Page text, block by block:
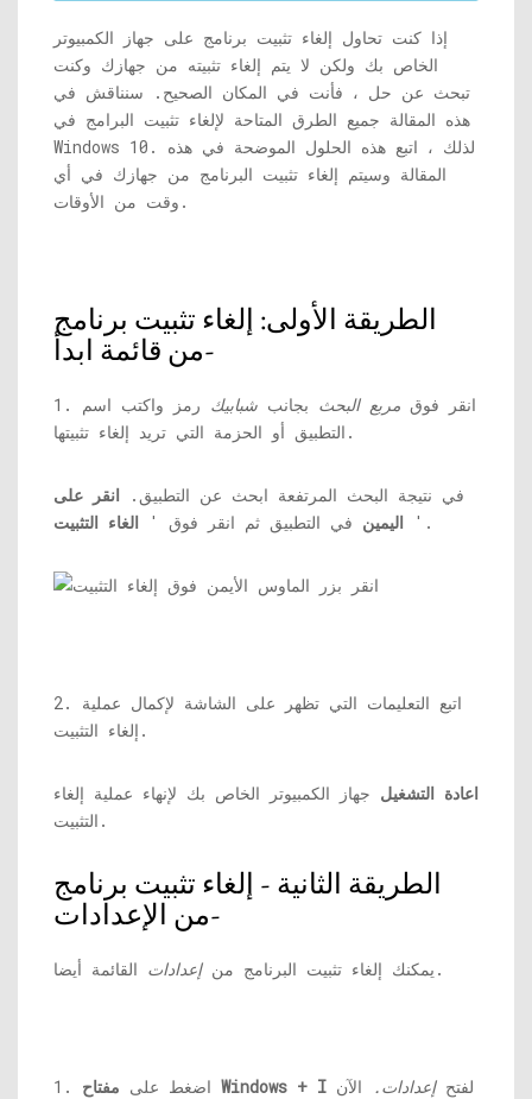
إذا كنت تحاول إلغاء تثبيت برنامج على جهاز الكمبيوتر
الخاص بك ولكن لا يتم إلغاء تثبيته من جهازك وكنت
تبحث عن حل ، فأنت في المكان الصحيح. سنناقش في
هذه المقالة جميع الطرق المتاحة لإلغاء تثبيت البرامج في
Windows 10. لذلك ، اتبع هذه الحلول الموضحة في هذه
المقالة وسيتم إلغاء تثبيت البرنامج من جهازك في أي
وقت من الأوقات.
الطريقة الأولى: إلغاء تثبيت برنامج
من قائمة ابدأ-
1. انقر فوق مربع البحث بجانب شبابيك رمز واكتب اسم
التطبيق أو الحزمة التي تريد إلغاء تثبيتها.
في نتيجة البحث المرتفعة ابحث عن التطبيق. انقر على
اليمين في التطبيق ثم انقر فوق ' الغاء التثبيت '.
2. اتبع التعليمات التي تظهر على الشاشة لإكمال عملية
إلغاء التثبيت.
اعادة التشغيل جهاز الكمبيوتر الخاص بك لإنهاء عملية إلغاء
التثبيت.
الطريقة الثانية - إلغاء تثبيت برنامج
من الإعدادات-
يمكنك إلغاء تثبيت البرنامج منإعدادات القائمة أيضا.
1. اضغط على مفتاح Windows + I لفتحإعدادات.
الآن